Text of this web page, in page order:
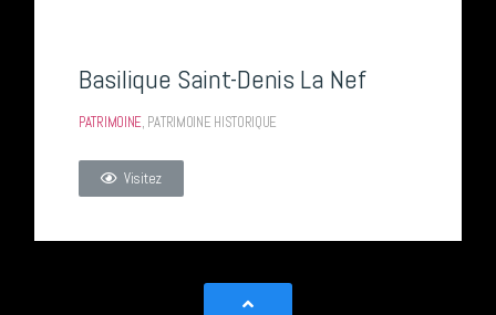
Basilique Saint-Denis La Nef
PATRIMOINE, PATRIMOINE HISTORIQUE
Visitez